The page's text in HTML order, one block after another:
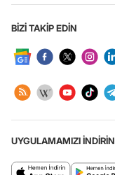
BİZİ TAKİP EDİN
UYGULAMAMIZI İNDİRİN